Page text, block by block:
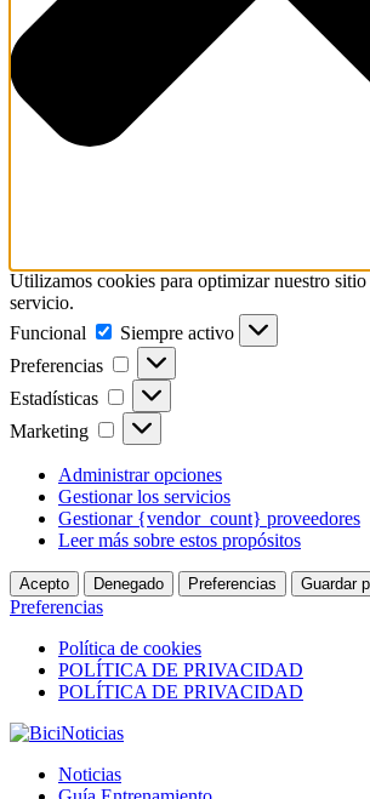
Utilizamos cookies para optimizar nuestro
servicio.
Funcional
Funcional
Siempre activo
Preferencias
Preferencias
Estadísticas Estadísticas
Marketing Marketing
Administrar opciones
Gestionar los servicios
Gestionar {vendor_count} proveedores
Leer más sobre estos propósitos
Acepto Denegado Preferencias Guardar
Preferencias
Política de cookies
POLÍTICA DE PRIVACIDAD
POLÍTICA DE PRIVACIDAD
Noticias